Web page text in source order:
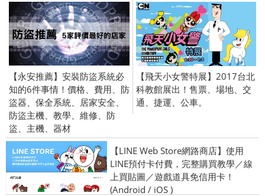
【永安推薦】安裝防盜系統必
知的6件事情！價格、費用、防
盜器、保全系統、居家安全、
防盜主機、教學、維修、防
盜、主機、器材
【飛天小女警特展】2017台北
科教館展出！售票、場地、交
通、捷運、公車。
【LINE Web Store網路商店】使用
LINE預付卡付費，完整購買教學／線
上買貼圖／遊戲道具免信用卡！
(Android / iOS )